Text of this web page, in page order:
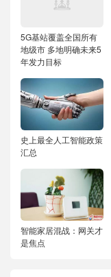
5G基站覆盖全国所有
地级市 多地明确未来5
年发力目标
史上最全人工智能政策
汇总
智能家居混战：网关才
是焦点